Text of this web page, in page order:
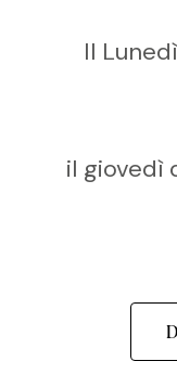
Il
il giovedì